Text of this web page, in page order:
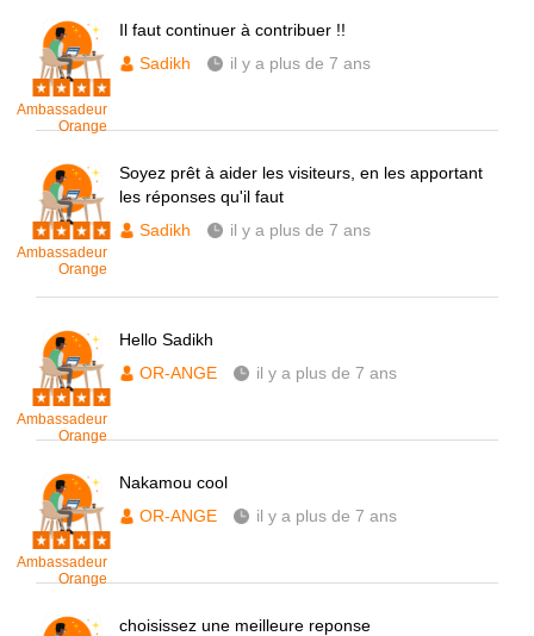
Ambassadeur
Orange
Il faut continuer à contribuer !!
Sadikh
il y a plus de 7 ans
Ambassadeur
Orange
Soyez prêt à aider les visiteurs, en les apportant
les réponses qu'il faut
Sadikh
il y a plus de 7 ans
Ambassadeur
Orange
Hello Sadikh
OR-ANGE
il y a plus de 7 ans
Ambassadeur
Orange
Nakamou cool
OR-ANGE
il y a plus de 7 ans
choisissez une meilleure reponse